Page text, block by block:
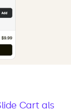
Cart als